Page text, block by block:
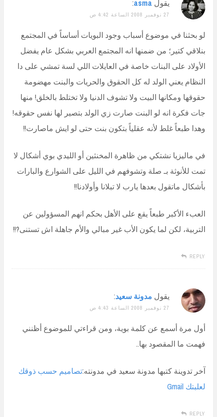
يقول asma
:
27 نوفمبر 2008 الساعة 4:42 ص
لو بحثنا في موضوع أسباب وجود البويات أساساً في المجتمع
بنلاقي كتير؛ من ضمنها انه المجتمع العربي بشكل عام يفضل
الأولاد على البنات خاصة في العايلات اللي لسة تمشي على دا
النظام يعني الولد له كل الحقوق والحريات والبنت مهضومة
حقوقها ومكانها البيت ولا تشوف الدنيا ولا تختلط بالخلق! منها
جات فكرة انه لو البنت صارت زي الولد بتصير لها نفس حقوقه!
وهدا طبعاً غلط لأنه عقلياً بتكون بنت حتى لو ايش ماصارت!!
في ماليزيا نشتكي من ظاهرة المخنثين أو الليدي بوي أشكال لا
تمت للأنوثة بـ صلة وتشوفهم في الليل على الشوارع والبارات
بأشكال ماتقول بعدها يارب لا تبلانا وأولادنا!!
العبء الأكبر طبعاً يقع على الأهل بحكم انهم المسؤولين عن
التربية، لكن لما يكون الأب غير مبالي والأم جاهلة اش تستنى?!!
REPLY
يقول مدونة سعيد:
27 نوفمبر 2008 الساعة 4:43 ص
أول مرة أسمع عن كلمة بوية، ومن قراءتي للموضوع أظنني
فهمت ما المقصود بها..
آخر تدوينة كتبها مدونة سعيد في مدونته:تصاميم حسب ذوقك
لعلبتك Gmail
REPLY